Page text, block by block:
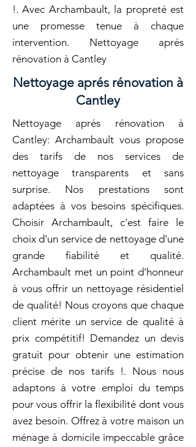
!. Avec Archambault, la propreté est
une promesse tenue à chaque
intervention. Nettoyage aprés
rénovation à Cantley
Nettoyage aprés rénovation à
Cantley
Nettoyage aprés rénovation à
Cantley: Archambault vous propose
des tarifs de nos services de
nettoyage transparents et sans
surprise. Nos prestations sont
adaptées à vos besoins spécifiques.
Choisir Archambault, c'est faire le
choix d'un service de nettoyage d'une
grande fiabilité et qualité.
Archambault met un point d'honneur
à vous offrir un nettoyage résidentiel
de qualité! Nous croyons que chaque
client mérite un service de qualité à
prix compétitif! Demandez un devis
gratuit pour obtenir une estimation
précise de nos tarifs !. Nous nous
adaptons à votre emploi du temps
pour vous offrir la flexibilité dont vous
avez besoin. Offrez à votre maison un
ménage à domicile impeccable grâce